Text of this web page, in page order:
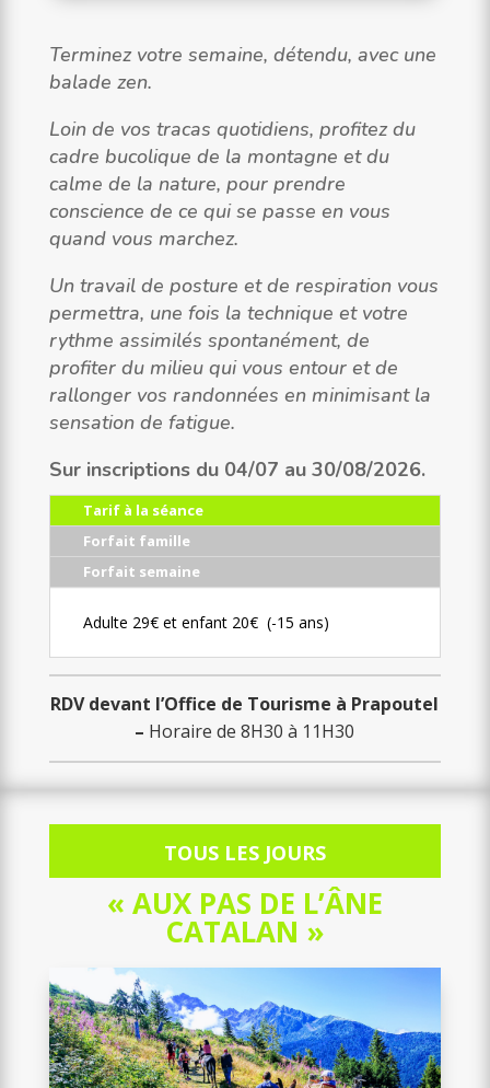
Terminez votre semaine, détendu, avec une
balade zen.
Loin de vos tracas quotidiens, profitez du
cadre bucolique de la montagne et du
calme de la nature, pour prendre
conscience de ce qui se passe en vous
quand vous marchez.
Un travail de posture et de respiration vous
permettra, une fois la technique et votre
rythme assimilés spontanément, de
profiter du milieu qui vous entour et de
rallonger vos randonnées en minimisant la
sensation de fatigue.
Sur inscriptions du 04/07 au 30/08/2026.
Tarif à la séance
Forfait famille
Forfait semaine
Adulte 29€ et enfant 20€ (-15 ans)
RDV devant l’Office de Tourisme à Prapoutel
– Horaire de 8H30 à 11H30
TOUS LES JOURS
« AUX PAS DE L’ÂNE
CATALAN »